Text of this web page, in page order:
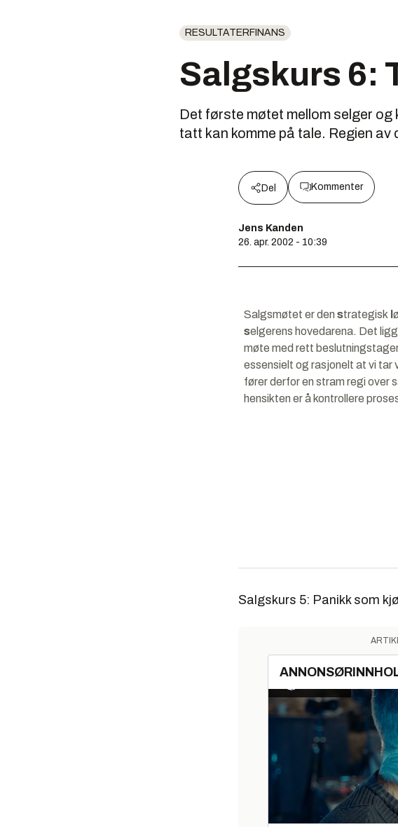
RESULTATERFINANS
Salgskurs 6:
Det første møtet mellom selger
tatt kan komme på tale. Regien
Del Kommenter
Jens Kanden
26. apr. 2002 - 10:39
Salgsmøtet er den strategisk
selgerens hovedarena. Det
møte med rett
essensielt og rasjonelt at vi tar
fører derfor en stram regi over
hensikten er å kontrollere
Salgskurs 5: Panikk som